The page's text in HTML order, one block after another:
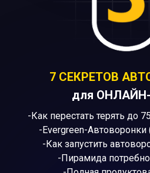
7 СЕКРЕТОВ
для
-Как перестать терять до
-Evergreen-
-Как запустить
-Пирамида